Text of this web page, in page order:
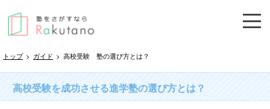
トップ > ガイド > 高校受験 塾の選び方とは？
高校受験を成功させる進学塾の選び方とは？